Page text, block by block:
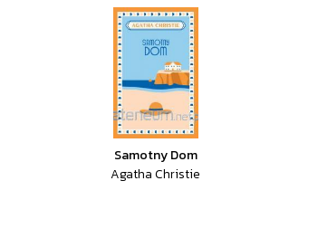
Samotny Dom
Agatha Christie